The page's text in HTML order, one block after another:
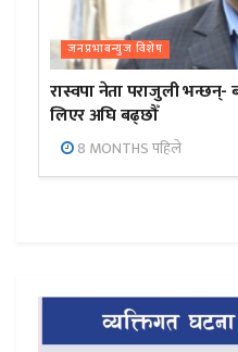
जनप्रभाबन्युज विशेष
रास्वपा नेता पराजुली
लिएर अघि बढ्छौँ
8 MONTHS पहिले